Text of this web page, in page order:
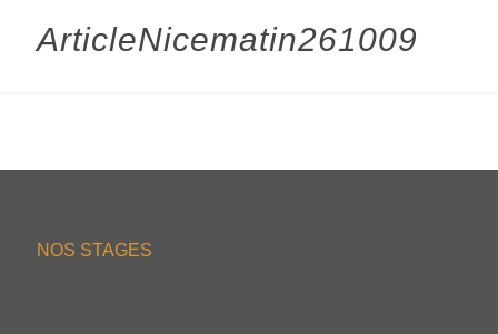
ArticleNicematin261009
NOS STAGES